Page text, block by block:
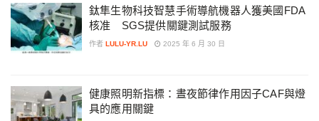
鈦隼生物科技智慧手術導航機器人獲美國FDA
核准 SGS提供關鍵測試服務
作者 LULU-YR.LU 2025 年 6 月 30 日
健康照明新指標：晝夜節律作用因子CAF與燈
具的應用關鍵